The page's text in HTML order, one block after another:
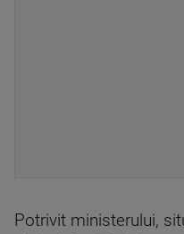
Potrivit ministerului,